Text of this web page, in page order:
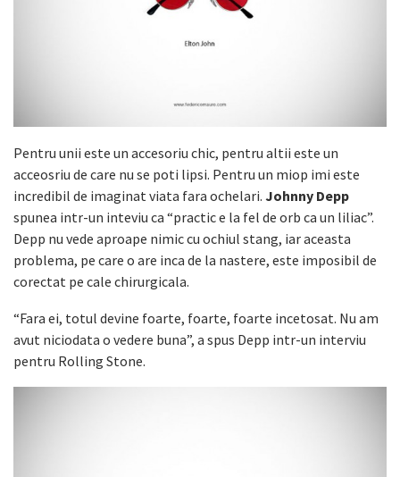
Pentru unii este un accesoriu chic, pentru altii este un
acceosriu de care nu se poti lipsi. Pentru un miop imi este
incredibil de imaginat viata fara ochelari. Johnny Depp
spunea intr-un inteviu ca “practic e la fel de orb ca un liliac”.
Depp nu vede aproape nimic cu ochiul stang, iar aceasta
problema, pe care o are inca de la nastere, este imposibil de
corectat pe cale chirurgicala.
“Fara ei, totul devine foarte, foarte, foarte incetosat. Nu am
avut niciodata o vedere buna”, a spus Depp intr-un interviu
pentru Rolling Stone.